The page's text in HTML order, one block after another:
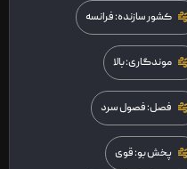
کشور سازنده: فرانسه
موندگاری: بالا
فصل: فصول سرد
پخش بو: قوی